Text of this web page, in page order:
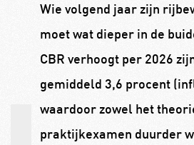
Wie volgend jaar zijn
moet wat dieper in de
CBR verhoogt per 2026
gemiddeld 3,6 procent
waardoor zowel het
praktijkexamen duurder